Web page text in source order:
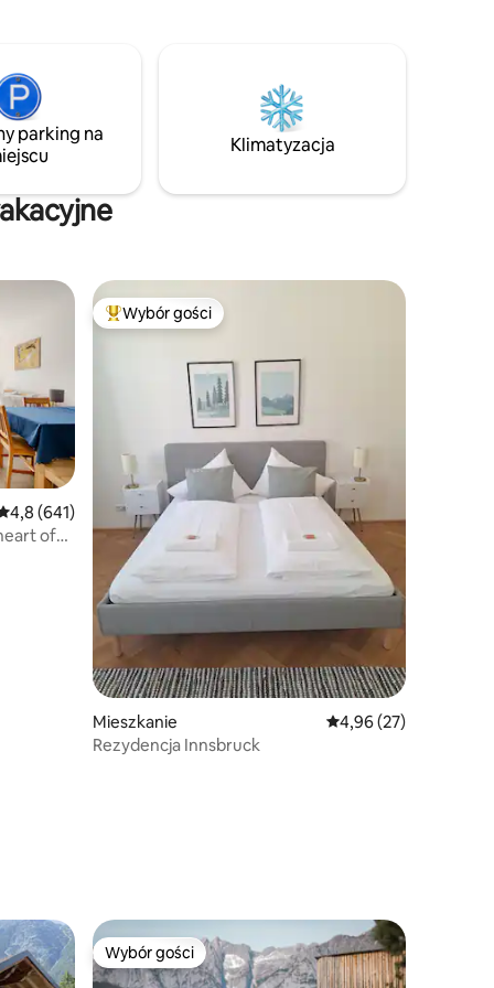
parking na
Klimatyzacja
ocena: 4,8 na 5, liczba recenzji: 641
4,8 (641)
of
Najpopularniejsze z kategorii Wybór gości
Wybór gości
Mieszkanie Średnia ocena: 4,96
4,96 (27)
Rezydencja Innsbruck
Wybór gości
Wybór gości